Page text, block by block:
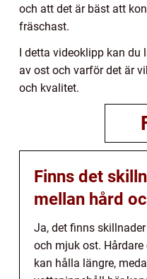
och att det är bäst att
fräschast.
I detta videoklipp kan du
av ost och varför det är
och kvalitet.
Finns det
mellan hård
Ja, det finns
och mjuk ost.
kan hålla längre,